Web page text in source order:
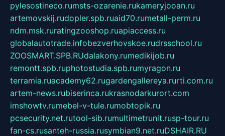
pylesostineco.rumsts-ozarenie.rukameryjooan.ru
artemovskij.rudopler.spb.ruaid70.rumetall-perm.ru
ndm.msk.ruratingzooshop.ruapiaccess.ru
globalautotrade.infobezverhovskoe.rudrsschool.ru
ZOOSMART.SPB.RUdalakony.rumedikijob.ru
remontt.spb.ruphotostudia.spb.rumyragon.ru
terramia.ruacademy62.rugardengallereya.rurti.com.ru
artem-news.rubiserinca.rukrasnodarkurort.com
imshowtv.rumebel-v-tule.rumobtopik.ru
pcsecurity.net.rutool-sib.rumultimetrunit.rusp-tour.ru
fan-cs.rusanteh-russia.rusymbian9.net.ruDSHAIR.RU